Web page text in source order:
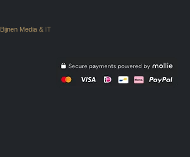
Bijnen Media & IT